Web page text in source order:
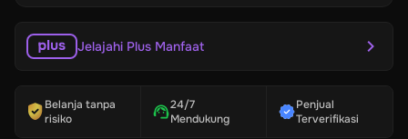
Jelajahi Plus Manfaat
Belanja tanpa
risiko
24/7
Mendukung
Penjual
Terverifikasi